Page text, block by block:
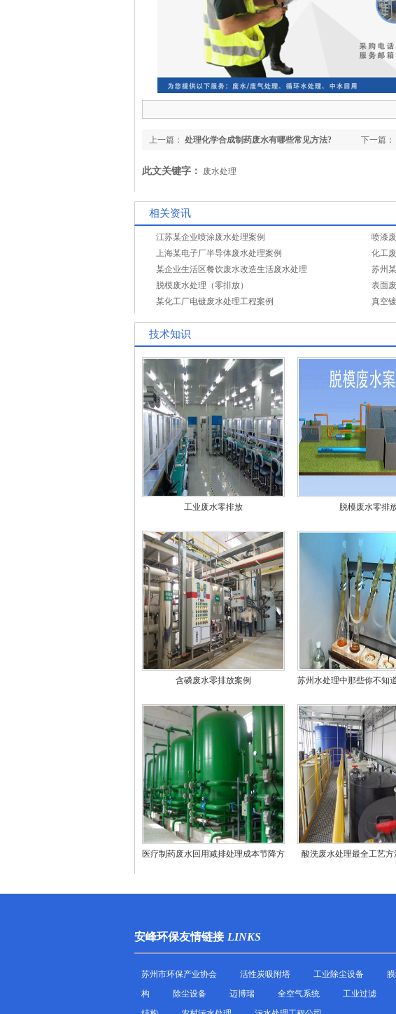
下一篇：
上一篇： 处理化学合成制药废水有哪些常见方法?
此文关键字： 废水处理
相关资讯
江苏某企业喷涂废水处理案例
喷漆
上海某电子厂半导体废水处理案例
化工
某企业生活区餐饮废水改造生活废水处理
苏州
脱模废水处理（零排放）
表面
某化工厂电镀废水处理工程案例
真空
技术知识
工业废水零排放 脱模废水零排
含磷废水零排放案例
苏州水处理中那些你不知
医疗制药废水回用减排处理成本节降方
酸洗废水处理最全工艺
安峰环保友情链接 LINKS
苏州市环保产业协会 活性炭吸附塔 工业除尘设备
构
除尘设备 迈博瑞 全空气系统 工业过滤